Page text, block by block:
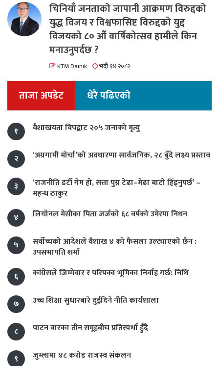
चिनियाँ जनताको जापानी आक्रमण विरुद्दको
युद्ध विजय र विश्वफासिष्ट विरुद्दको युद्द
विजयको ८० औं वार्षिकोत्सव हामीले किन
मनाउनुपर्दछ ?
KTM Dainik भदौ १४ २०८२
ताजा अपडेट धेरै पढिएको
१ वैशाखयता विपद्बाट २०५ जनाको मृत्यु
२ ‘अग्रगामी मोर्चा’को अवधारणा सार्वजनिक, २८ बुँदे लक्ष्य प्रस्ताव
३
‘राजनीति डर्टी गेम हो, सत्ता पुग्न टेढा–मेढा बाटो हिँड्नुपर्छ’ –
महन्थ ठाकुर
४
लियोनल मेसीका पिता जर्जको ६८ वर्षको उमेरमा निधन
५
सर्वोच्चको आदेशले वैशाख ४ को फैसला उल्ट्याएको छैन :
उपसभापति शर्मा
६
कांग्रेसले जिम्मेवार र परिपक्व भूमिका निर्वाह गर्छ: निधि
७ उच्च शिक्षा सुधारबारे दुईदिने नीति कार्यशाला
८ पाटन बारका तीन समूहबीच प्रतिस्पर्धा हुँदै
९ जुम्लामा ४८ करोड राजस्व संकलन